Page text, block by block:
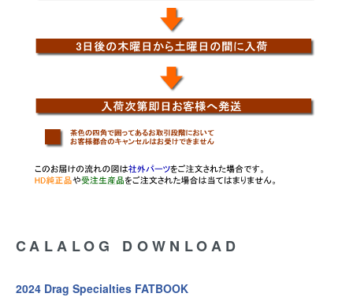
CALALOG DOWNLOAD
2024 Drag Specialties FATBOOK